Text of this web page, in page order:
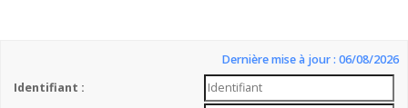
Dernière mise à jour : 06/08/2026
Identifiant :